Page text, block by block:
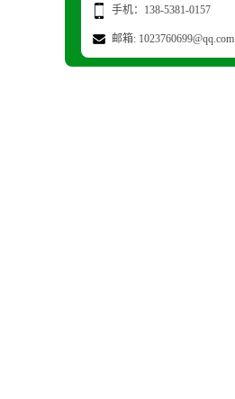
手机：138-5381-0157
邮箱: 1023760699@qq.com